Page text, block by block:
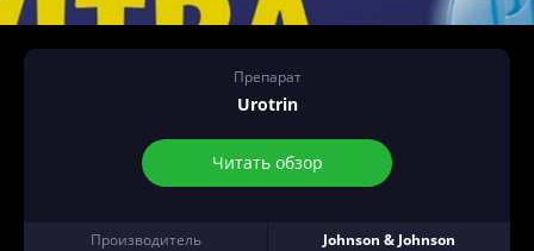
Препарат
Urotrin
Читать обзор
Производитель
Johnson & Johnson